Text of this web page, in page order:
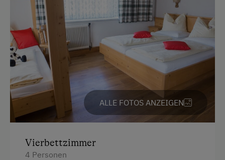
ALLE FOTOS ANZEIGEN
Vierbettzimmer
4 Personen